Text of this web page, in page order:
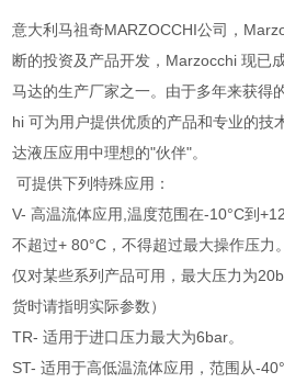
意大利马祖奇MARZOCCHI公司，
断的投资及产品开发，Marzocchi 现已
马达的生产厂家之一。由于多年来获得
hi 可为用户提供优质的产品和专业的技
达液压应用中理想的"伙伴"。
可提供下列特殊应用：
V- 高温流体应用,温度范围在-10°C到
不超过+ 80°C，不得超过最大操作压力。
仅对某些系列产品可用，最大压力为
货时请指明实际参数）
TR- 适用于进口压力最大为6bar。
ST- 适用于高低温流体应用，范围从-